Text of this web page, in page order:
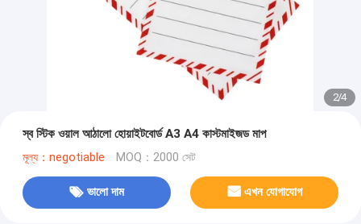
2/4
স্ব স্টিক ওয়াল আঠালো হোয়াইটবোর্ড A3 A4 কাস্টমাইজড মাপ
মূল্য：negotiable MOQ：2000 সেট
ভালো দাম এখন যোগাযোগ